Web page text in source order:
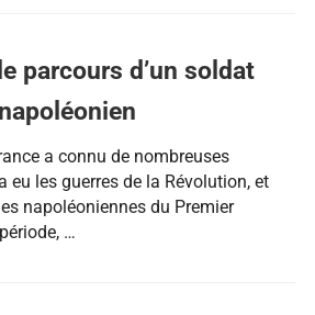
parcours d’un soldat
napoléonien
a connu de nombreuses
eu les guerres de la Révolution, et
napoléoniennes du Premier
…